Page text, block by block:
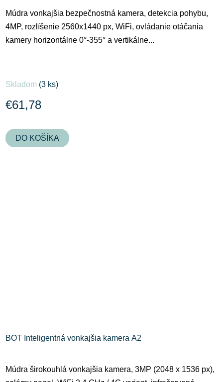
Múdra vonkajšia bezpečnostná kamera, detekcia pohybu,
4MP, rozlíšenie 2560x1440 px, WiFi, ovládanie otáčania
kamery horizontálne 0°-355° a vertikálne...
Skladom (3 ks)
€61,78
DO KOŠÍKA
BOT Inteligentná vonkajšia kamera A2
Múdra širokouhlá vonkajšia kamera, 3MP (2048 x 1536 px),